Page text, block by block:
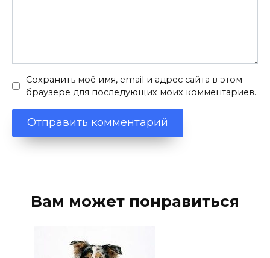
Сохранить моё имя, email и адрес сайта в этом
браузере для последующих моих комментариев.
Вам может понравиться